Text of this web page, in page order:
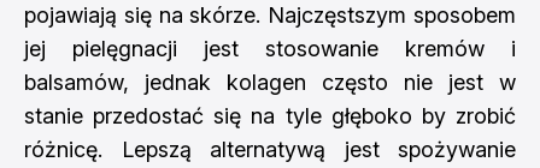
pojawiają się na skórze. Najczęstszym sposobem
jej pielęgnacji jest stosowanie kremów i
balsamów, jednak kolagen często nie jest w
stanie przedostać się na tyle głęboko by zrobić
różnicę. Lepszą alternatywą jest spożywanie